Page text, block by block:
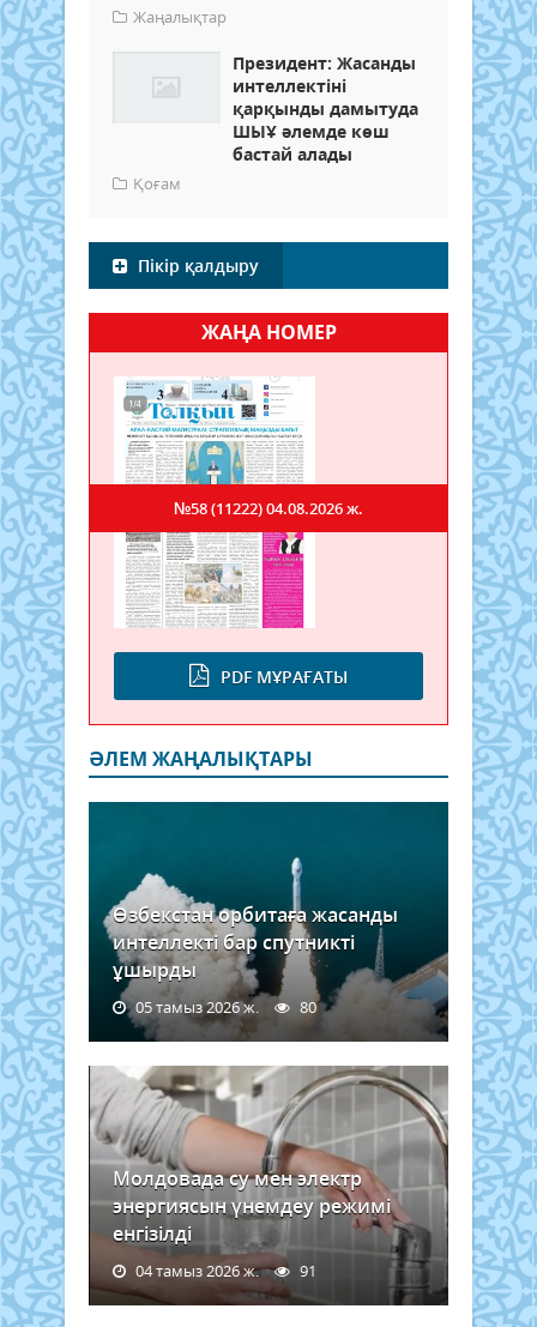
Жаңалықтар
Президент: Жасанды
интеллектіні
қарқынды дамытуда
ШЫҰ әлемде көш
бастай алады
Қоғам
Пікір қалдыру
ЖАҢА НОМЕР
PDF МҰРАҒАТЫ
№58 (11222)04.08.2026 ж.
ӘЛЕМ ЖАҢАЛЫҚТАРЫ
Өзбекстан орбитаға жасанды
интеллекті бар спутникті
ұшырды
05 тамыз 2026 ж. 80
Молдовада су мен электр
энергиясын үнемдеу режимі
енгізілді
04 тамыз 2026 ж. 91